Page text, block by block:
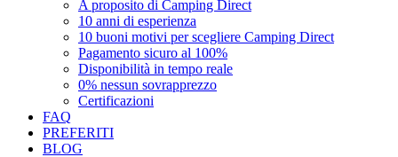
A proposito di Camping Direct
10 anni di esperienza
10 buoni motivi per scegliere Camping Direct
Pagamento sicuro al 100%
Disponibilità in tempo reale
0% nessun sovrapprezzo
Certificazioni
FAQ
PREFERITI
BLOG